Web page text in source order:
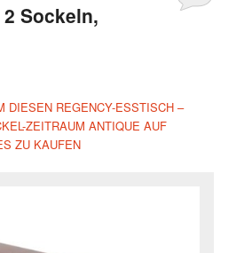
Sockeln,
DIESEN REGENCY-ESSTISCH –
ZEITRAUM ANTIQUE AUF
ZU KAUFEN